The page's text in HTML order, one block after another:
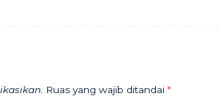
Ruas yang wajib ditandai *